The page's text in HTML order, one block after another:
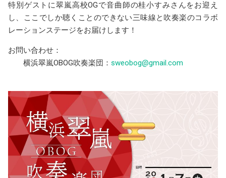
特別ゲストに翠嵐高校OGで音曲師の桂小すみさんをお迎え
し、ここでしか聴くことのできない三味線と吹奏楽のコラボ
レーションステージをお届けします！
お問い合わせ：
横浜翠嵐OBOG吹奏楽団： sweobog@gmail.com